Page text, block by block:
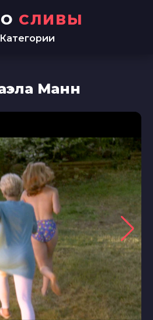
СЛИВЫ
Категории
Манн